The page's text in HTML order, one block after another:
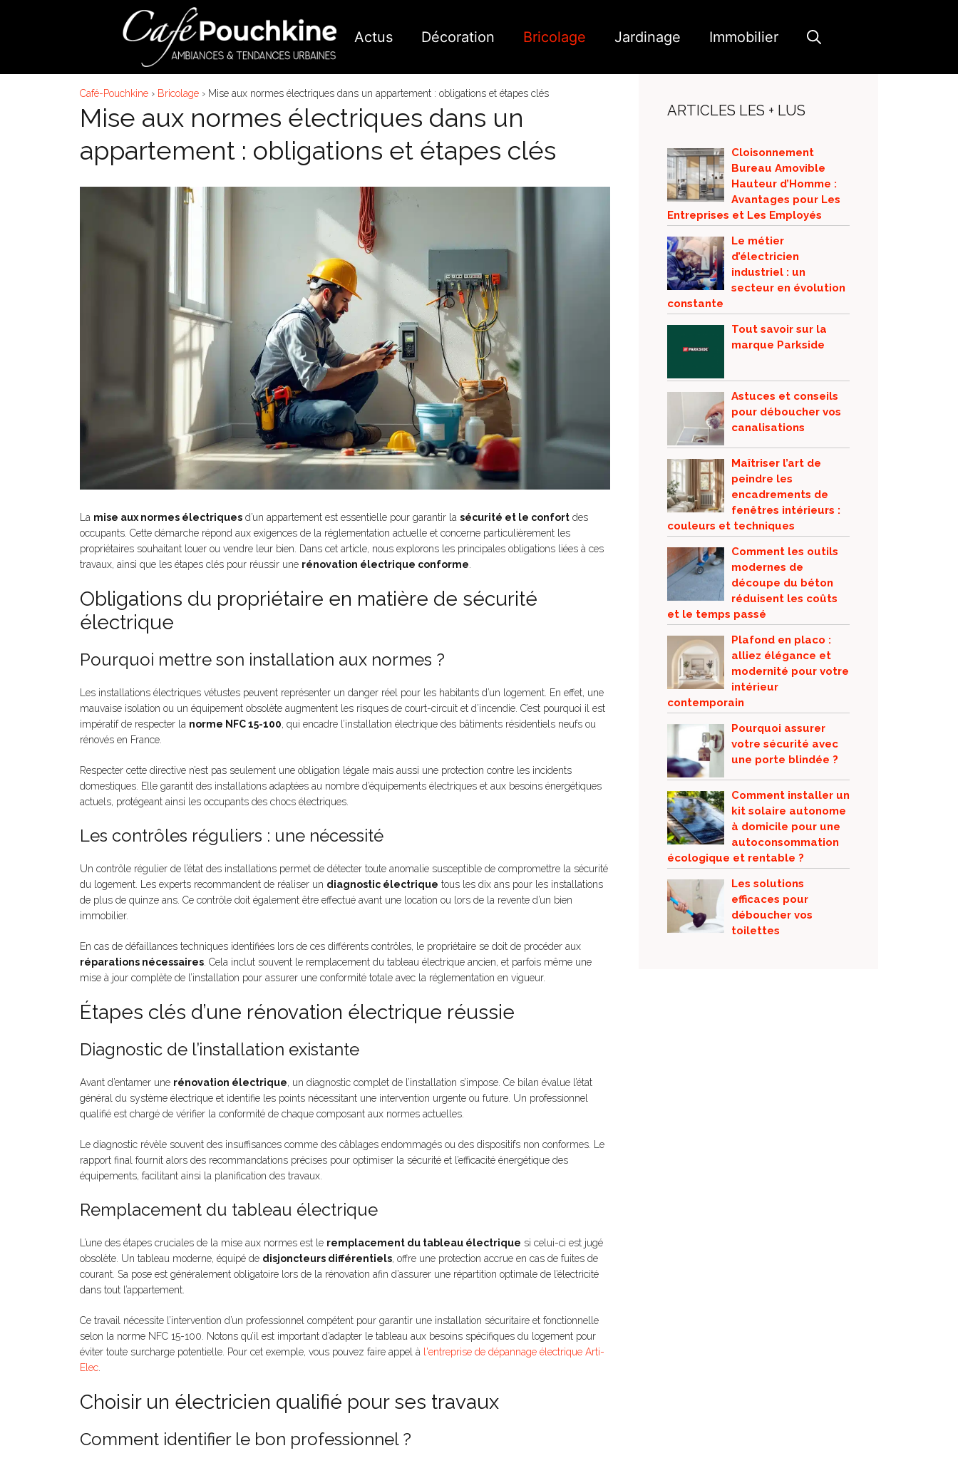
Actus Décoration Bricolage Jardinage Immobilier
Café-Pouchkine › Bricolage › Mise aux normes électriques dans un appartement : obligations et étapes clés
Mise aux normes électriques dans un
appartement : obligations et étapes clés
La mise aux normes électriques d’un appartement est essentielle pour garantir la sécurité et le confort des
occupants. Cette démarche répond aux exigences de la réglementation actuelle et concerne particulièrement les
propriétaires souhaitant louer ou vendre leur bien. Dans cet article, nous explorons les principales obligations liées à ces
travaux, ainsi que les étapes clés pour réussir une rénovation électrique conforme
Obligations du propriétaire en matière de sécurité
électrique
Pourquoi mettre son installation aux normes ?
Les installations électriques vétustes peuvent représenter un danger réel pour les habitants d’un logement. En effet, une
mauvaise isolation ou un équipement obsolète augmentent les risques de court-circuit et d’incendie. C’est pourquoi il est
impératif de respecter la norme NFC 15-100, qui encadre l’installation électrique des bâtiments résidentiels neufs ou
rénovés en France.
Respecter cette directive n’est pas seulement une obligation légale mais aussi une protection contre les incidents
domestiques. Elle garantit des installations adaptées au nombre d’équipements électriques et aux besoins énergétiques
actuels, protégeant ainsi les occupants des chocs électriques.
Les contrôles réguliers : une nécessité
Un contrôle régulier de l’état des installations permet de détecter toute anomalie susceptible de compromettre la sécurité
du logement. Les experts recommandent de réaliser un diagnostic électrique tous les dix ans pour les installations
de plus de quinze ans. Ce contrôle doit également être effectué avant une location ou lors de la revente d’un bien
immobilier.
En cas de défaillances techniques identifiées lors de ces différents contrôles, le propriétaire se doit de procéder aux
réparations nécessaires . Cela inclut souvent le remplacement du tableau électrique ancien, et parfois même une
mise à jour complète de l’installation pour assurer une conformité totale avec la réglementation en vigueur.
Étapes clés d’une rénovation électrique réussie
Diagnostic de l’installation existante
Avant d’entamer une rénovation électrique, un diagnostic complet de l’installation s’impose. Ce bilan évalue l’état
général du système électrique et identifie les points nécessitant une intervention urgente ou future. Un professionnel
qualifié est chargé de vérifier la conformité de chaque composant aux normes actuelles.
Le diagnostic révèle souvent des insuffisances comme des câblages endommagés ou des dispositifs non conformes. Le
rapport final fournit alors des recommandations précises pour optimiser la sécurité et l’efficacité énergétique des
équipements, facilitant ainsi la planification des travaux.
Remplacement du tableau électrique
L’une des étapes cruciales de la mise aux normes est le remplacement du tableau électrique si celui-ci est jugé
obsolète. Un tableau moderne, équipé de disjoncteurs différentiels, offre une protection accrue en cas de fuites de
courant. Sa pose est généralement obligatoire lors de la rénovation afin d’assurer une répartition optimale de l’électricité
dans tout l’appartement.
Ce travail nécessite l’intervention d’un professionnel compétent pour garantir une installation sécuritaire et fonctionnelle
selon la norme NFC 15-100. Notons qu’il est important d’adapter le tableau aux besoins spécifiques du logement pour
éviter toute surcharge potentielle. Pour cet exemple, vous pouvez faire appel à
l'entreprise de dépannage électrique Arti-
Elec
Choisir un électricien qualifié pour ses travaux
Comment identifier le bon professionnel ?
ARTICLES LES + LUS
Cloisonnement
Bureau Amovible
Hauteur d’Homme :
Avantages pour Les
Entreprises et Les Employés
Le métier
d’électricien
industriel : un
secteur en évolution
constante
Tout savoir sur la
marque Parkside
Astuces et conseils
pour déboucher vos
canalisations
Maîtriser l’art de
peindre les
encadrements de
fenêtres intérieurs :
couleurs et techniques
Comment les outils
modernes de
découpe du béton
réduisent les coûts
et le temps passé
Plafond en placo :
alliez élégance et
modernité pour votre
intérieur
contemporain
Pourquoi assurer
votre sécurité avec
une porte blindée ?
Comment installer un
kit solaire autonome
à domicile pour une
autoconsommation
écologique et rentable ?
Les solutions
efficaces pour
déboucher vos
toilettes